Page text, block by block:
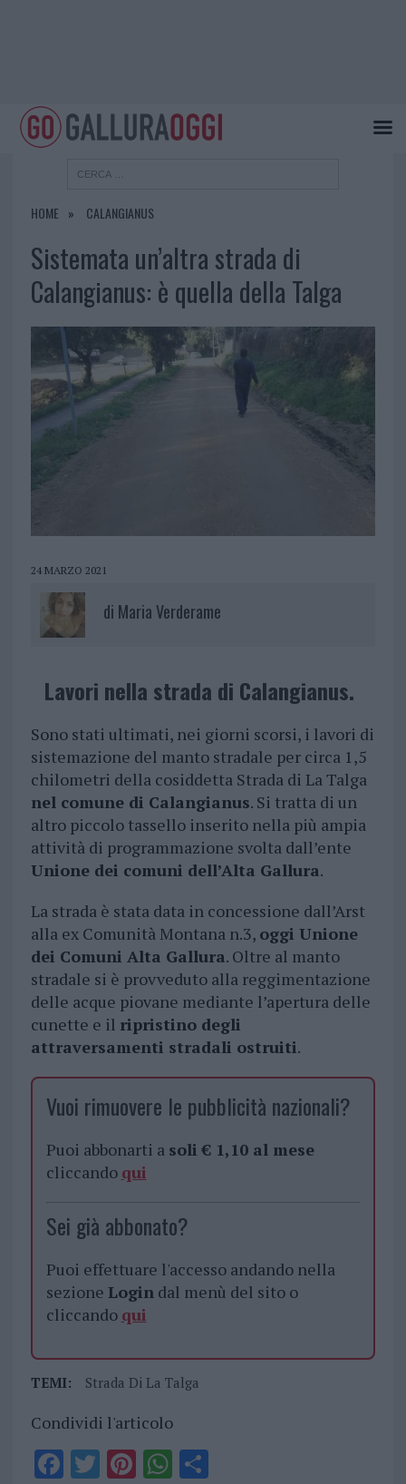
HOME CALANGIANUS
Sistemata un’altra strada di
Calangianus: è quella della Talga
24 MARZO 2021
di Maria Verderame
Lavori nella strada di Calangianus.
Sono stati ultimati, nei giorni scorsi, i lavori di
sistemazione del manto stradale per circa 1,5
chilometri della cosiddetta Strada di La Talga
nel comune di Calangianus. Si tratta di un
altro piccolo tassello inserito nella più ampia
attività di programmazione svolta dall’ente
Unione dei comuni dell’Alta Gallura.
La strada è stata data in concessione dall’Arst
alla ex Comunità Montana n.3, oggi Unione
dei Comuni Alta Gallura. Oltre al manto
stradale si è provveduto alla reggimentazione
delle acque piovane mediante l’apertura delle
cunette e il ripristino degli
attraversamenti stradali ostruiti.
Vuoi rimuovere le pubblicità nazionali?
Puoi abbonarti a soli € 1,10 al mese
cliccando qui
Sei già abbonato?
Puoi effettuare l'accesso andando nella
sezione Logindal menù del sito o
cliccando qui
TEMI: Strada Di La Talga
Condividi l'articolo
F T PiWS